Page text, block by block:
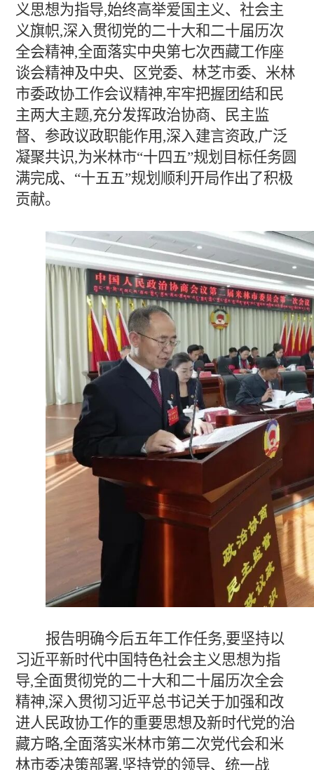
义思想为指导,始终高举爱国主义、社会主
义旗帜,深入贯彻党的二十大和二十届历次
全会精神,全面落实中央第七次西藏工作座
谈会精神及中央、区党委、林芝市委、米林
市委政协工作会议精神,牢牢把握团结和民
主两大主题,充分发挥政治协商、民主监
督、参政议政职能作用,深入建言资政,广泛
凝聚共识,为米林市“十四五”规划目标任务圆
满完成、“十五五”规划顺利开局作出了积极
贡献。
报告明确今后五年工作任务,要坚持以
习近平新时代中国特色社会主义思想为指
导,全面贯彻党的二十大和二十届历次全会
精神,深入贯彻习近平总书记关于加强和改
进人民政协工作的重要思想及新时代党的治
藏方略,全面落实米林市第二次党代会和米
林市委决策部署,坚持党的领导、统一战